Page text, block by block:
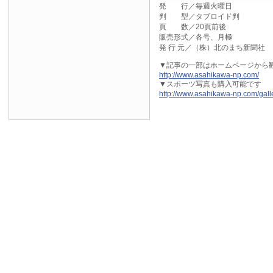
発 行／毎週火曜日
判 型／タブロイド判
頁 数／20頁前後
販売形式／各号、月極
発 行 元／（株）北のまち新聞社
▼記事の一部はホームページから
http://www.asahikawa-np.com/
▼スポーツ写真も購入可能です
http://www.asahikawa-np.com/